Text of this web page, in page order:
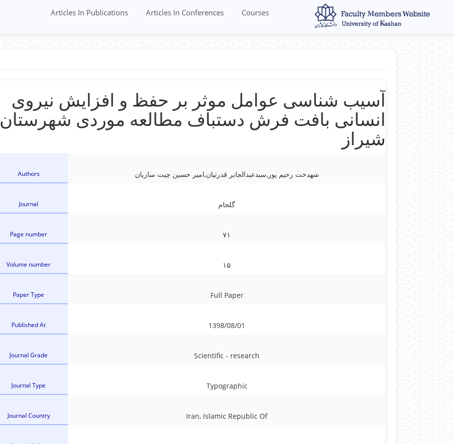
Courses
Articles In Conferences
Articles In Publications
آسیب شناسی عوامل موثر بر حفظ و افزایش نیروی
انسانی بافت فرش دستباف مطالعه موردی شهرستان
شیراز
Authors شهدخت رحیم پور,سیدعبدالجابر قدرتیان,امیر حسین چیت سازیان
Journal گلجام
Page number ۷۱
Volume number ۱۵
Paper Type Full Paper
Published At 1398/08/01
Journal Grade Scientific - research
Journal Type Typographic
Journal Country Iran, Islamic Republic Of